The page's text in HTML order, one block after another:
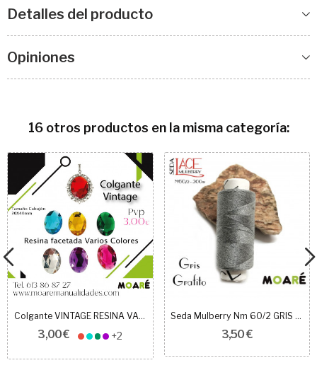
Detalles del producto
Opiniones
16 otros productos en la misma categoría:
Colgante VINTAGE RESINA VARIOS COLORES
3,00 € +2
Seda Mulberry Nm 60/2 GRIS GRAFITO 200m
3,50 €